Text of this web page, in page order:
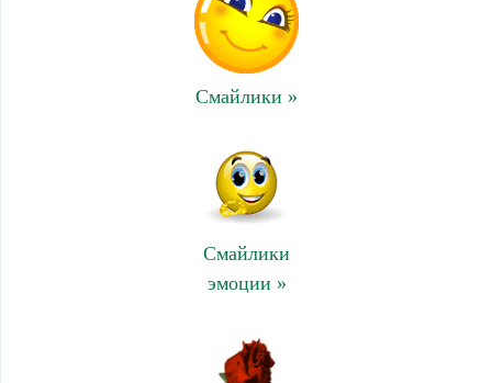
Смайлики »
Смайлики
эмоции »